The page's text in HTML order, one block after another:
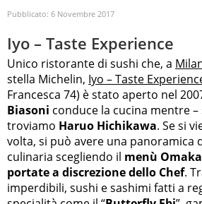
Pubblicato: 6 Novembre 2017
Iyo – Taste Experience
Unico ristorante di sushi che, a
stella Michelin, Iyo – Taste
Francesca 74) è stato aperto nel
Biasoni conduce la cucina mentre –
troviamo Haruo Hichikawa. Se si
volta, si può avere una panoramica
culinaria scegliendo il menù
portate a discrezione dello Chef.
imperdibili, sushi e sashimi fatti a